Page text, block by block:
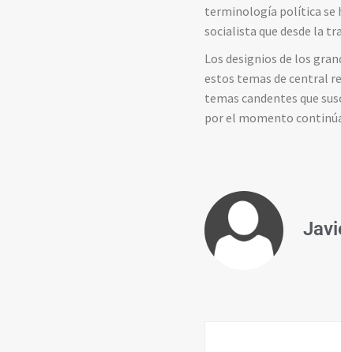
terminología política se
socialista que desde la
Los designios de los
estos temas de central
temas candentes que
por el momento